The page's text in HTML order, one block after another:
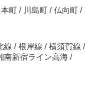
町 / 川島町 / 仏向町 /
線 / 根岸線 / 横須賀線 /
南新宿ライン高海 /